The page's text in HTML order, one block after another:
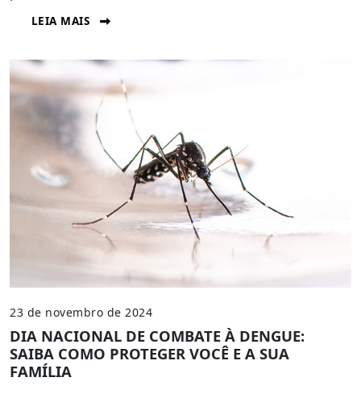
LEIA MAIS
23 de novembro de 2024
DIA NACIONAL DE COMBATE À DENGUE:
SAIBA COMO PROTEGER VOCÊ E A SUA
FAMÍLIA